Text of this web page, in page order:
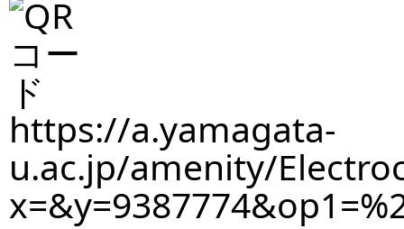
https://a.yamagata-
u.ac.jp/amenity/